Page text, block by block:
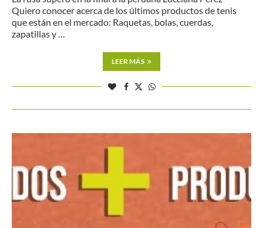
Quiero conocer acerca de los últimos productos de tenis
que están en el mercado: Raquetas, bolas, cuerdas,
zapatillas y …
LEER MÁS